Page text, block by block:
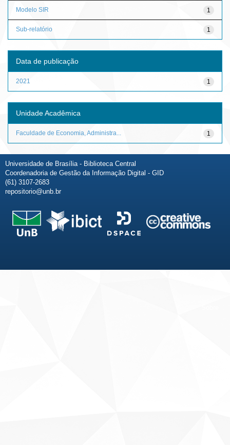
1
Modelo SIR
1
Sub-relatório
Data de publicação
1
2021
Unidade Acadêmica
1
Faculdade de Economia, Administra...
Universidade de Brasília - Biblioteca Central
Coordenadoria de Gestão da Informação Digital - GID
(61) 3107-2683
repositorio@unb.br